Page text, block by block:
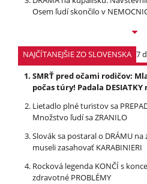
Osem ľudí skončilo v
NAJČÍTANEJŠIE ZO SLOVENSKA 7
SMRŤ pred očami rodičov:
počas túry! Padala
Lietadlo plné turistov sa
Množstvo ľudí sa ZRANILO
Slovák sa postaral o DRÁMU
museli zasahovať KARABINIERI
Rocková legenda KONČÍ s
zdravotné PROBLÉMY